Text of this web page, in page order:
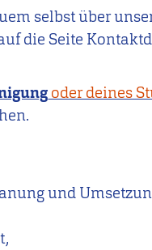
selbst über
die Seite
oder deines
und